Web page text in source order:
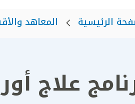
الرئيسية المعاهد
علاج